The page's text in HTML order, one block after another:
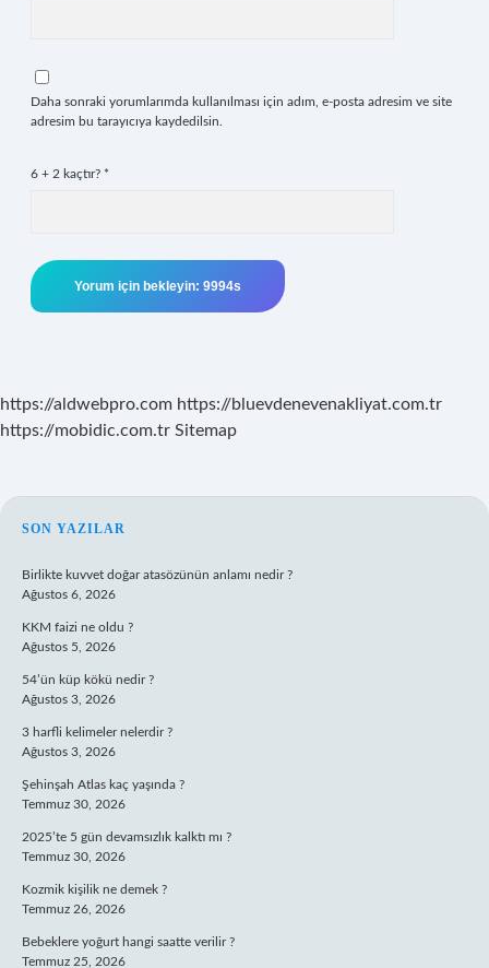
Daha sonraki yorumlarımda kullanılması için adım, e-posta adresim ve site
adresim bu tarayıcıya kaydedilsin.
6 + 2 kaçtır? *
https://aldwebpro.com https://bluevdenevenakliyat.com.tr
https://mobidic.com.tr Sitemap
SIDEBAR
SON YAZILAR
Birlikte kuvvet doğar atasözünün anlamı nedir ?
Ağustos 6, 2026
KKM faizi ne oldu ?
Ağustos 5, 2026
54’ün küp kökü nedir ?
Ağustos 3, 2026
3 harfli kelimeler nelerdir ?
Ağustos 3, 2026
Şehinşah Atlas kaç yaşında ?
Temmuz 30, 2026
2025’te 5 gün devamsızlık kalktı mı ?
Temmuz 30, 2026
Kozmik kişilik ne demek ?
Temmuz 26, 2026
Bebeklere yoğurt hangi saatte verilir ?
Temmuz 25, 2026